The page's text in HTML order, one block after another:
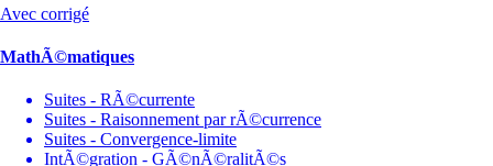
Avec corrigé
MathÃ©matiques
Suites - RÃ©currente
Suites - Raisonnement par rÃ©currence
Suites - Convergence-limite
IntÃ©gration - GÃ©nÃ©ralitÃ©s